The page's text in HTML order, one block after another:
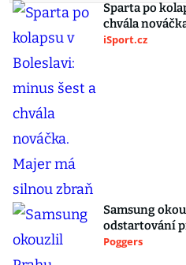
Sparta po
chvála
iSport.cz
Samsung
odstartování
Poggers